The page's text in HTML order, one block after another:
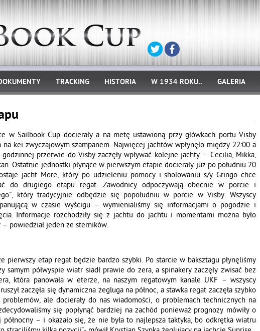
TRACKING HISTORIA W 1934 ROKU.. GALERIA
w Sailbook Cup docierały a na metę ustawioną przy główkach portu Visby
na kei zwyczajowym szampanem. Najwięcej jachtów wpłynęło między 22:00 a
przerwie do Visby zaczęły wpływać kolejne jachty – Cecilia, Mikka,
Ostatnie jednostki płynące w pierwszym etapie docierały już po południu 20
jacht More, który po udzieleniu pomocy i sholowaniu s/y Gringo chce
do drugiego etapu regat. Zawodnicy odpoczywają obecnie w porcie i
który tradycyjnie odbędzie się popołudniu w porcie w Visby. Wszyscy
w czasie wyścigu – wymienialiśmy się informacjami o pogodzie i
Informacje rozchodziły się z jachtu do jachtu i momentami można było
powiedział jeden ze sterników.
pierwszy etap regat będzie bardzo szybki. Po starcie w baksztagu płynęliśmy
półwyspie wiatr siadł prawie do zera, a spinakery zaczęły zwisać bez
która panowała w eterze, na naszym regatowym kanale UKF – wszyscy
zaczęła się dynamiczna żegluga na północ, a stawka regat zaczęła szybko
ale docierały do nas wiadomości, o problemach technicznych na
się popłynąć bardziej na zachód ponieważ prognozy mówiły o
– i okazało się, że nie była to najlepsza taktyka, bo odkrętka wiatru